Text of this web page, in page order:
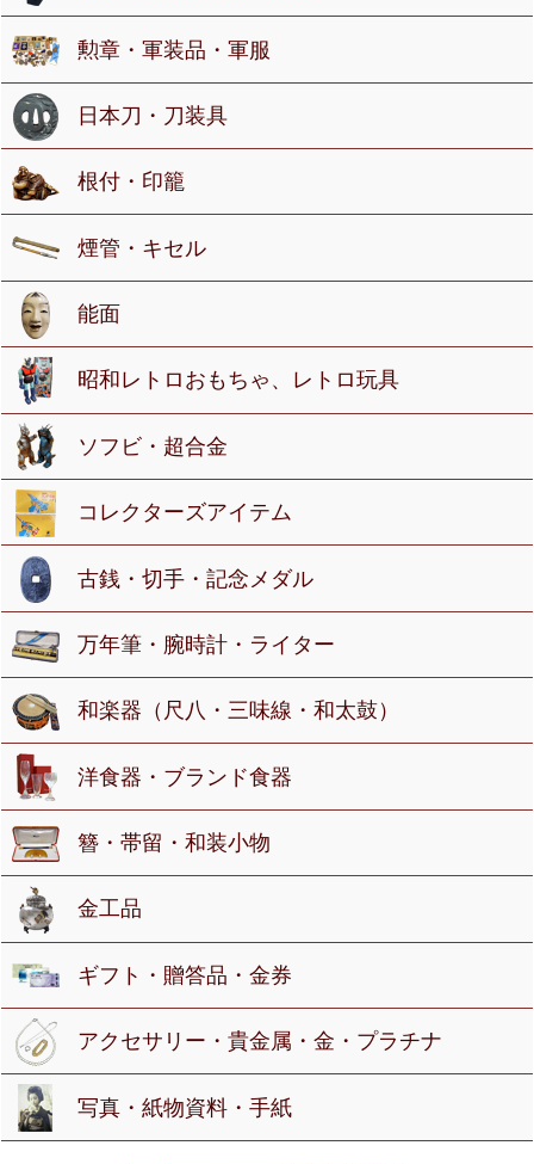
勲章・軍装品・軍服
日本刀・刀装具
根付・印籠
煙管・キセル
能面
昭和レトロおもちゃ、レトロ玩具
ソフビ・超合金
コレクターズアイテム
古銭・切手・記念メダル
万年筆・腕時計・ライター
和楽器（尺八・三味線・和太鼓）
洋食器・ブランド食器
簪・帯留・和装小物
金工品
ギフト・贈答品・金券
アクセサリー・貴金属・金・プラチナ
写真・紙物資料・手紙